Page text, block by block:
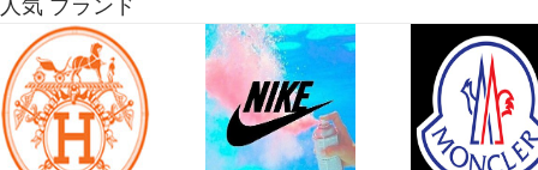
人気 ブランド